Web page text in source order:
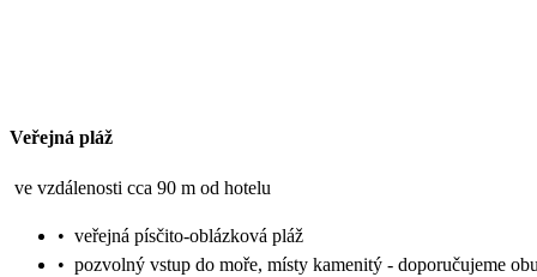
Veřejná pláž
ve vzdálenosti cca 90 m od hotelu
• veřejná písčito-oblázková pláž
• pozvolný vstup do moře, místy kamenitý - doporučujeme